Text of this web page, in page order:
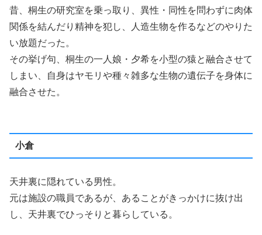
昔、桐生の研究室を乗っ取り、異性・同性を問わずに肉体
関係を結んだり精神を犯し、人造生物を作るなどのやりた
い放題だった。
その挙げ句、桐生の一人娘・夕希を小型の猿と融合させて
しまい、自身はヤモリや種々雑多な生物の遺伝子を身体に
融合させた。
小倉
天井裏に隠れている男性。
元は施設の職員であるが、あることがきっかけに抜け出
し、天井裏でひっそりと暮らしている。